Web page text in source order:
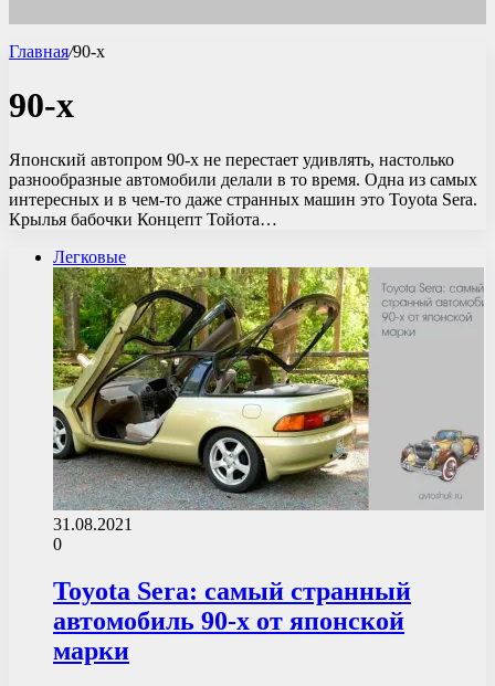
Главная/90-х
90-х
Японский автопром 90-х не перестает удивлять, настолько
разнообразные автомобили делали в то время. Одна из самых
интересных и в чем-то даже странных машин это Toyota Sera.
Крылья бабочки Концепт Тойота…
Легковые
31.08.2021
0
Toyota Sera: самый странный
автомобиль 90-х от японской
марки